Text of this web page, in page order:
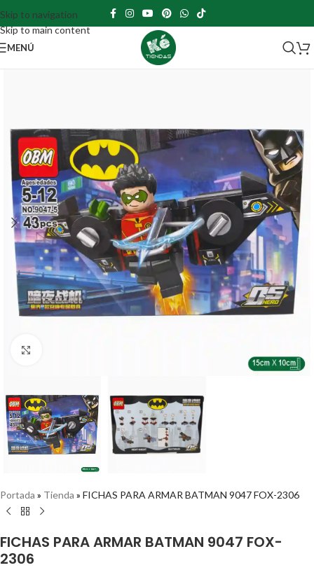
Skip to navigation
Skip to main content
MENÚ
Portada » Tienda » FICHAS PARA ARMAR BATMAN 9047 FOX-2306
FICHAS PARA ARMAR BATMAN 9047 FOX-
2306